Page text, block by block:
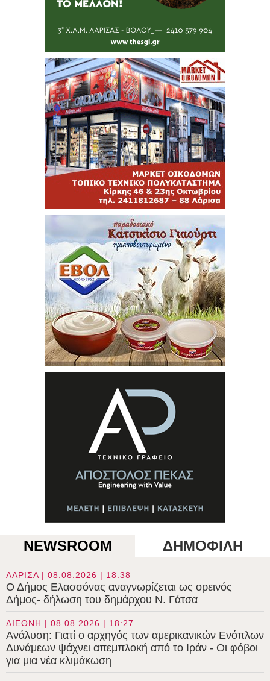
NEWSROOM ΔΗΜΟΦΙΛΗ
ΛΑΡΙΣΑ | 08.08.2026 | 18:38
Ο Δήμος Ελασσόνας αναγνωρίζεται ως ορεινός
Δήμος- δήλωση του δημάρχου Ν. Γάτσα
ΔΙΕΘΝΗ | 08.08.2026 | 18:27
Ανάλυση: Γιατί ο αρχηγός των αμερικανικών Ενόπλων
Δυνάμεων ψάχνει απεμπλοκή από το Ιράν - Οι φόβοι
για μια νέα κλιμάκωση